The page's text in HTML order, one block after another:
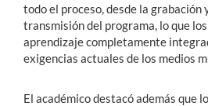
todo el proceso, desde la grabación
transmisión del programa, lo que
aprendizaje completamente
exigencias actuales de los medios
El académico destacó además que